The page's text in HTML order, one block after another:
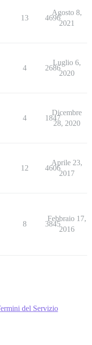
13 4696
Agosto 8,
2021
4 2686
Luglio 6,
2020
4 1847
Dicembre
28, 2020
12 4606
Aprile 23,
2017
8 3845
Febbraio 17,
2016
del Servizio